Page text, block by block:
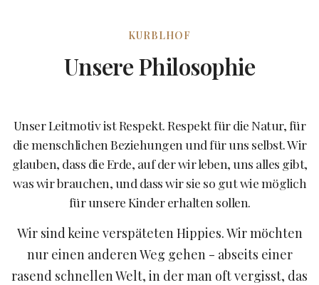
KURBLHOF
Unsere Philosophie
Unser Leitmotiv ist Respekt. Respekt für die Natur, für
die menschlichen Beziehungen und für uns selbst. Wir
glauben, dass die Erde, auf der wir leben, uns alles gibt,
was wir brauchen, und dass wir sie so gut wie möglich
für unsere Kinder erhalten sollen.
Wir sind keine verspäteten Hippies. Wir möchten
nur einen anderen Weg gehen - abseits einer
rasend schnellen Welt, in der man oft vergisst, das